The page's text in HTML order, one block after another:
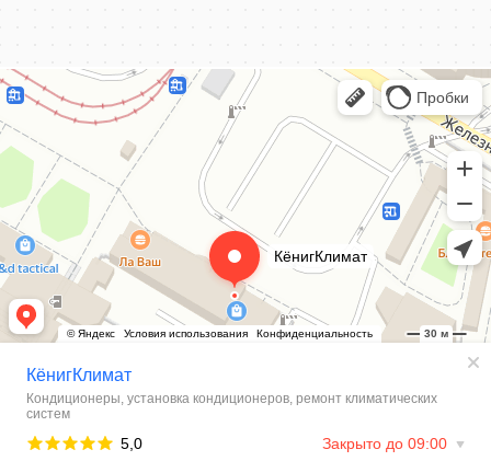
КёнигКлимат
Кондиционеры в Калининграде
Установка кондиционеров в Калининграде